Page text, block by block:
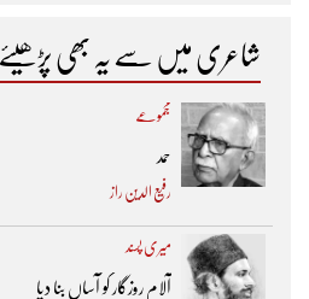
شاعری میں سے یہ بھی پڑھیئے
مجموعے
حمد
رفیع الدین راز
میری پسند
آلام روزگار کو آساں بنا دیا